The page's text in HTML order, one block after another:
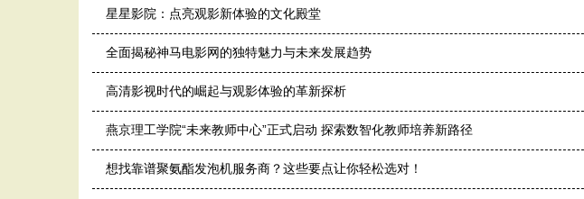
星星影院：点亮观影新体验的文化殿堂
全面揭秘神马电影网的独特魅力与未来发展趋势
高清影视时代的崛起与观影体验的革新探析
燕京理工学院“未来教师中心”正式启动 探索数智化教师培养新路径
想找靠谱聚氨酯发泡机服务商？这些要点让你轻松选对！